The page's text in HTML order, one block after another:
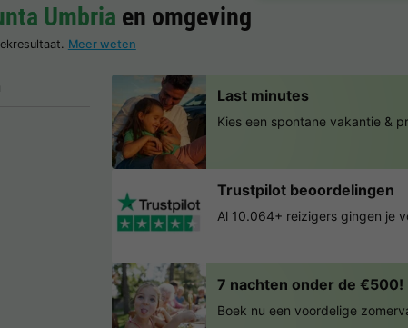
Umbria en omgeving
Meer weten
Last minutes
Kies een spontane vakantie &
Trustpilot beoordelingen
Al 10.064+ reizigers gingen je
7 nachten onder de €500!
Boek nu een voordelige